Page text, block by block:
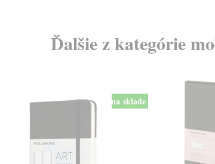
Ďalšie z kategórie
na sklade